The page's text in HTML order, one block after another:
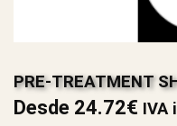
PRE-TREATMENT
Desde 24.72€ IVA